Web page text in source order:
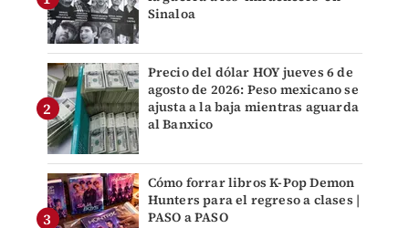
Sinaloa
Precio del dólar HOY jueves 6 de
agosto de 2026: Peso mexicano se
ajusta a la baja mientras aguarda
al Banxico
Cómo forrar libros K-Pop Demon
Hunters para el regreso a clases |
PASO a PASO